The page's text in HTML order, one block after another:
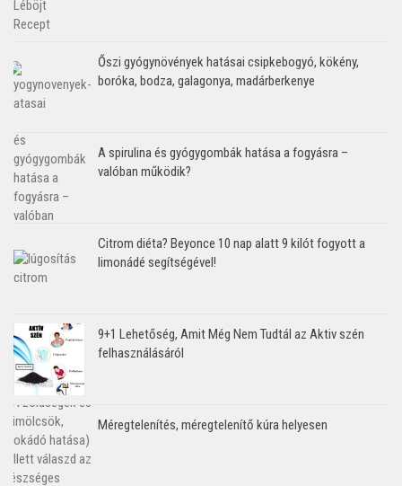
Őszi gyógynövények hatásai csipkebogyó, kökény,
boróka, bodza, galagonya, madárberkenye
A spirulina és gyógygombák hatása a fogyásra –
valóban működik?
Citrom diéta? Beyonce 10 nap alatt 9 kilót fogyott a
limonádé segítségével!
9+1 Lehetőség, Amit Még Nem Tudtál az Aktiv szén
felhasználásáról
Méregtelenítés, méregtelenítő kúra helyesen